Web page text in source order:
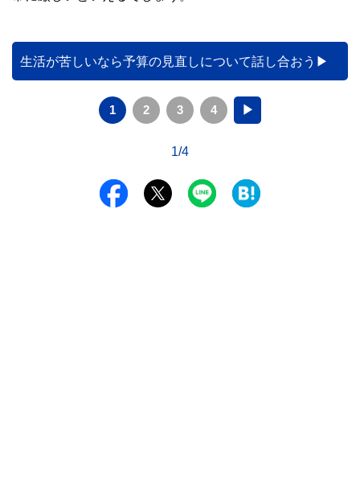
生活が苦しいなら予算の見直しについて話し合おう
1 2 3 4 ▶
1/4